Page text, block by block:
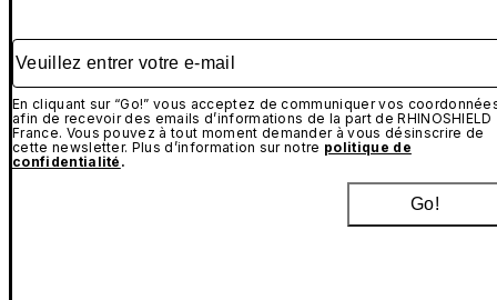
Veuillez entrer votre e-mail
En cliquant sur “Go!” vous acceptez de communiquer vos
afin de recevoir des emails d’informations de la part de RHINOSHIELD
France. Vous pouvez à tout moment demander à vous désinscrire de
cette newsletter. Plus d’information sur notre politique de
confidentialité .
Go!